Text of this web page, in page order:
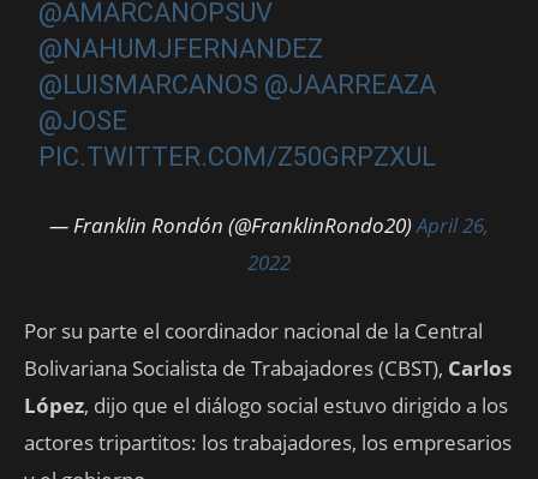
@AMARCANOPSUV
@NAHUMJFERNANDEZ
@LUISMARCANOS @JAARREAZA
@JOSE
PIC.TWITTER.COM/Z50GRPZXUL
— Franklin Rondón (@FranklinRondo20)April 26,
2022
Por su parte el coordinador nacional de la Central
Bolivariana Socialista de Trabajadores (CBST), Carlos
López, dijo que el diálogo social estuvo dirigido a los
actores tripartitos: los trabajadores, los empresarios